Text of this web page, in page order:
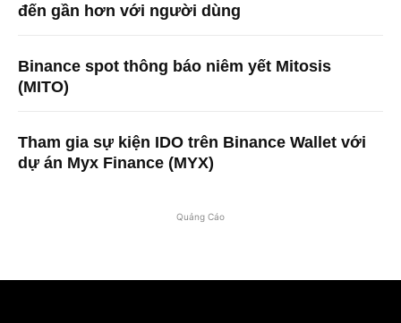
đến gần hơn với người dùng
Binance spot thông báo niêm yết Mitosis
(MITO)
Tham gia sự kiện IDO trên Binance Wallet với
dự án Myx Finance (MYX)
Quảng Cáo